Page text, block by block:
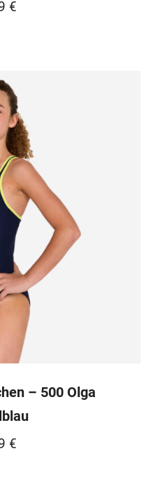
€
– 500 Olga
€